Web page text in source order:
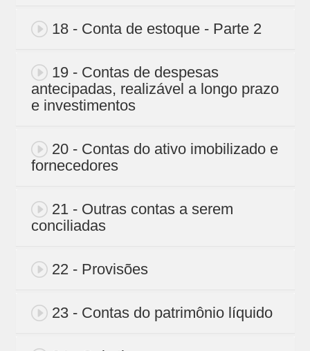
18 - Conta de estoque - Parte 2
19 - Contas de despesas
antecipadas, realizável a longo prazo
e investimentos
20 - Contas do ativo imobilizado e
fornecedores
21 - Outras contas a serem
conciliadas
22 - Provisões
23 - Contas do patrimônio líquido